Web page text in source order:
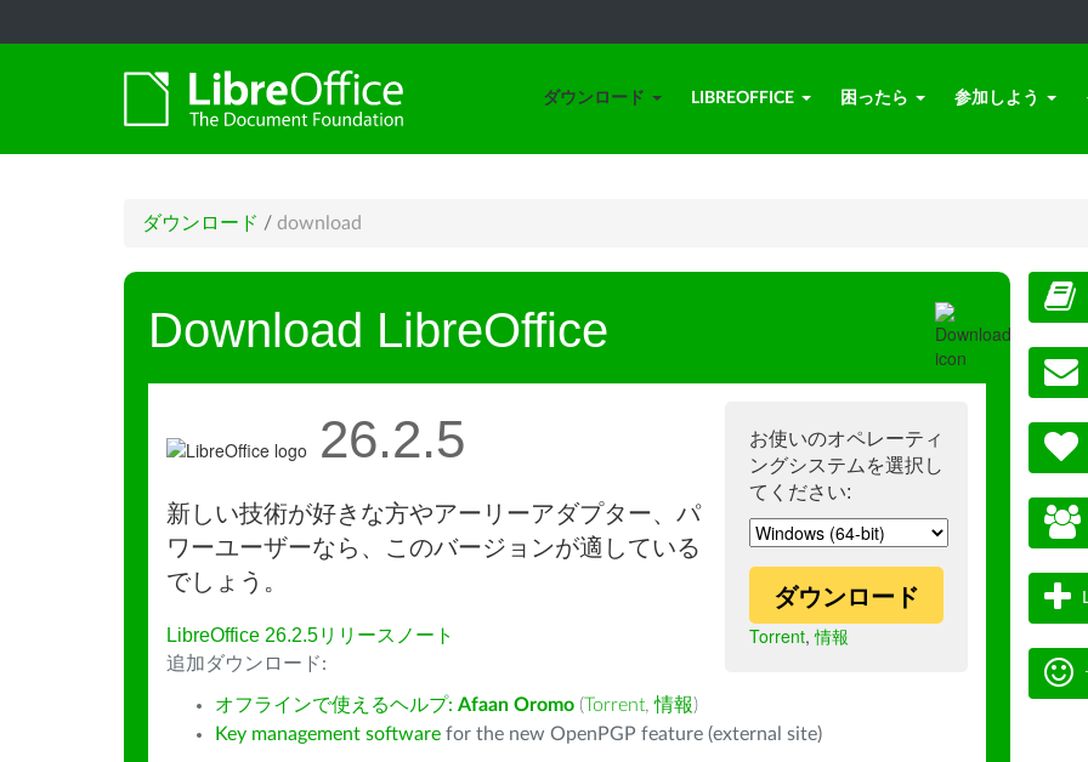
ダウンロード LIBREOFFICE 困ったら 参加しよう
ダウンロード / download
Download LibreOffice
お使いのオペレーティ
ングシステムを選択し
てください:
ダウンロード
Torrent,情報
26.2.5
新しい技術が好きな方やアーリーアダプター、パ
ワーユーザーなら、このバージョンが適している
でしょう。
LibreOffice 26.2.5リリースノート
追加ダウンロード:
オフラインで使えるヘルプ: Afaan Oromo (Torrent,情報)
Key management software for the new OpenPGP feature (external site)